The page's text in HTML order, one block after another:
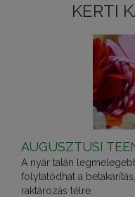
KERTI
AUGUSZTUSI
A nyár talán
folytatódhat a
raktározás télre.